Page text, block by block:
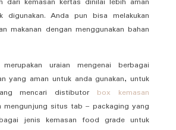
digunakan. Anda pun bisa melakukan
makanan dengan menggunakan bahan
uraian mengenai berbagai
yang aman untuk anda gunakan, untuk
mencari distibutor box kemasan
mengunjung situs tab – packaging yang
jenis kemasan food grade untuk